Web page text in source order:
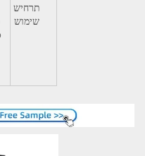
תרחיש
שימוש